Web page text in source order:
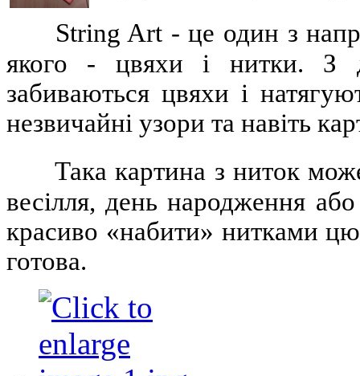
String Art - це один з
якого - цвяхи і нитки. З
забиваються цвяхи і
незвичайні узори та навіть
Така картина з ниток
весілля, день народження
красиво «набити» нитками
готова.